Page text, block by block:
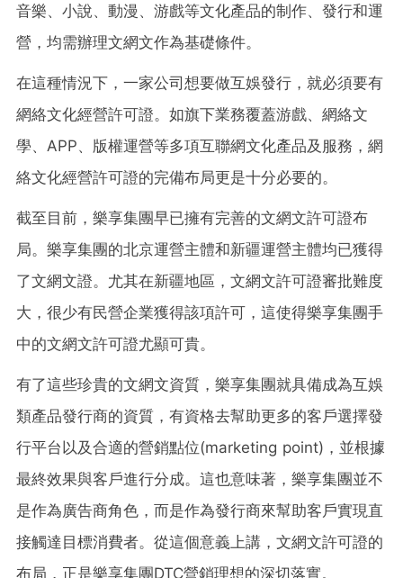
音樂、小說、動漫、游戲等文化產品的制作、發行和運
營，均需辦理文網文作為基礎條件。
在這種情況下，一家公司想要做互娛發行，就必須要有
網絡文化經營許可證。如旗下業務覆蓋游戲、網絡文
學、APP、版權運營等多項互聯網文化產品及服務，網
絡文化經營許可證的完備布局更是十分必要的。
截至目前，樂享集團早已擁有完善的文網文許可證布
局。樂享集團的北京運營主體和新疆運營主體均已獲得
了文網文證。尤其在新疆地區，文網文許可證審批難度
大，很少有民營企業獲得該項許可，這使得樂享集團手
中的文網文許可證尤顯可貴。
有了這些珍貴的文網文資質，樂享集團就具備成為互娛
類產品發行商的資質，有資格去幫助更多的客戶選擇發
行平台以及合適的營銷點位(marketing point)，並根據
最終效果與客戶進行分成。這也意味著，樂享集團並不
是作為廣告商角色，而是作為發行商來幫助客戶實現直
接觸達目標消費者。從這個意義上講，文網文許可證的
布局，正是樂享集團DTC營銷理想的深切落實。